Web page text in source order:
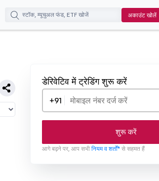
अकाउंट खोलें
डेरिवेटिव में ट्रेडिंग शुरू करें
+91
शुरू करें
आगे बढ़ने पर, आप सभी नियम व शर्तों* से सहमत हैं